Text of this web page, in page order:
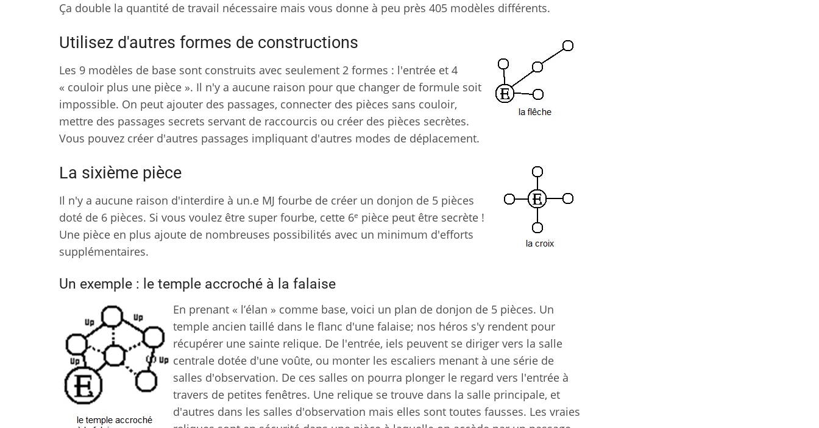
Ça double la quantité de travail nécessaire mais vous donne à peu près 405 modèles différents.
Utilisez d'autres formes de constructions
Les 9 modèles de base sont construits avec seulement 2 formes : l'entrée et 4
« couloir plus une pièce ». Il n'y a aucune raison pour que changer de formule soit
impossible. On peut ajouter des passages, connecter des pièces sans couloir,
mettre des passages secrets servant de raccourcis ou créer des pièces secrètes.
Vous pouvez créer d'autres passages impliquant d'autres modes de déplacement.
La sixième pièce
Il n'y a aucune raison d'interdire à un.e MJ fourbe de créer un donjon de 5 pièces
doté de 6 pièces. Si vous voulez être super fourbe, cette 6e pièce peut être secrète !
Une pièce en plus ajoute de nombreuses possibilités avec un minimum d'efforts
supplémentaires.
Un exemple : le temple accroché à la falaise
En prenant « l’élan » comme base, voici un plan de donjon de 5 pièces. Un
temple ancien taillé dans le flanc d'une falaise; nos héros s'y rendent pour
récupérer une sainte relique. De l'entrée, iels peuvent se diriger vers la salle
centrale dotée d'une voûte, ou monter les escaliers menant à une série de
salles d'observation. De ces salles on pourra plonger le regard vers l'entrée à
travers de petites fenêtres. Une relique se trouve dans la salle principale, et
d'autres dans les salles d'observation mais elles sont toutes fausses. Les vraies